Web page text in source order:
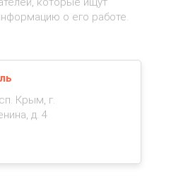
о его работе.
Крым, г.
д. 4